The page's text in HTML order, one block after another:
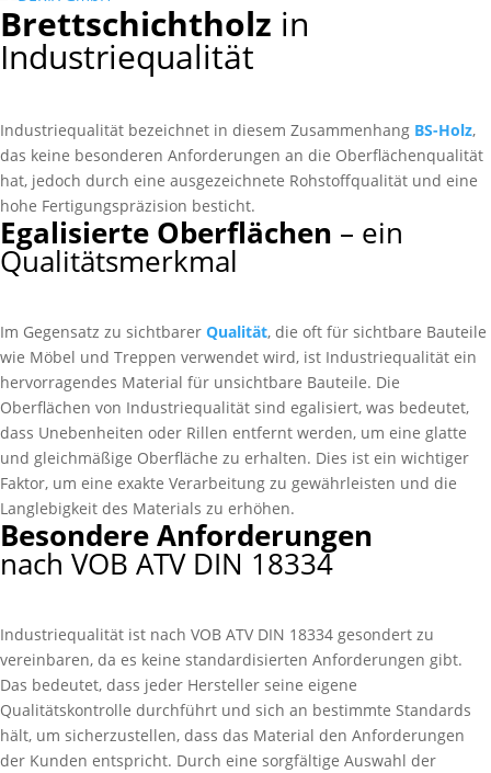
Brettschichtholz in
Industriequalität
Industriequalität bezeichnet in diesem Zusammenhang BS-Holz,
das keine besonderen Anforderungen an die Oberflächenqualität
hat, jedoch durch eine ausgezeichnete Rohstoffqualität und eine
hohe Fertigungspräzision besticht.
Egalisierte Oberflächen – ein
Qualitätsmerkmal
Im Gegensatz zu sichtbarer Qualität, die oft für sichtbare Bauteile
wie Möbel und Treppen verwendet wird, ist Industriequalität ein
hervorragendes Material für unsichtbare Bauteile. Die
Oberflächen von Industriequalität sind egalisiert, was bedeutet,
dass Unebenheiten oder Rillen entfernt werden, um eine glatte
und gleichmäßige Oberfläche zu erhalten. Dies ist ein wichtiger
Faktor, um eine exakte Verarbeitung zu gewährleisten und die
Langlebigkeit des Materials zu erhöhen.
Besondere Anforderungen
nach VOB ATV DIN 18334
Industriequalität ist nach VOB ATV DIN 18334 gesondert zu
vereinbaren, da es keine standardisierten Anforderungen gibt.
Das bedeutet, dass jeder Hersteller seine eigene
Qualitätskontrolle durchführt und sich an bestimmte Standards
hält, um sicherzustellen, dass das Material den Anforderungen
der Kunden entspricht. Durch eine sorgfältige Auswahl der